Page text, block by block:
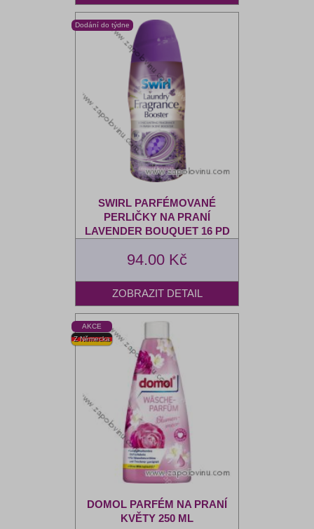
SWIRL PARFÉMOVANÉ
PERLIČKY NA PRANÍ
LAVENDER BOUQUET 16 PD
94.00 Kč
DOMOL PARFÉM NA PRANÍ
KVĚTY 250 ML